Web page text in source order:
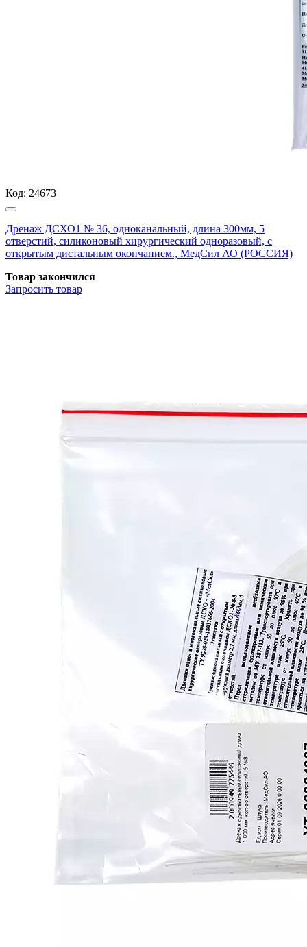
Код: 24673
Дренаж ДСХО1 № 36, одноканальный, длина 300мм, 5
отверстий, силиконовый хирургический одноразовый, с
открытым дистальным окончанием., МедСил АО (РОССИЯ)
Товар закончился
Запросить товар